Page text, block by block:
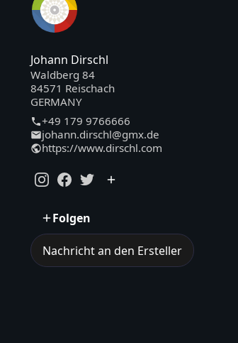
Johann Dirschl
Waldberg 84
84571 Reischach
GERMANY
+49 179 9766666
johann.dirschl@gmx.de
https://www.dirschl.com
Folgen
Nachricht an den Ersteller